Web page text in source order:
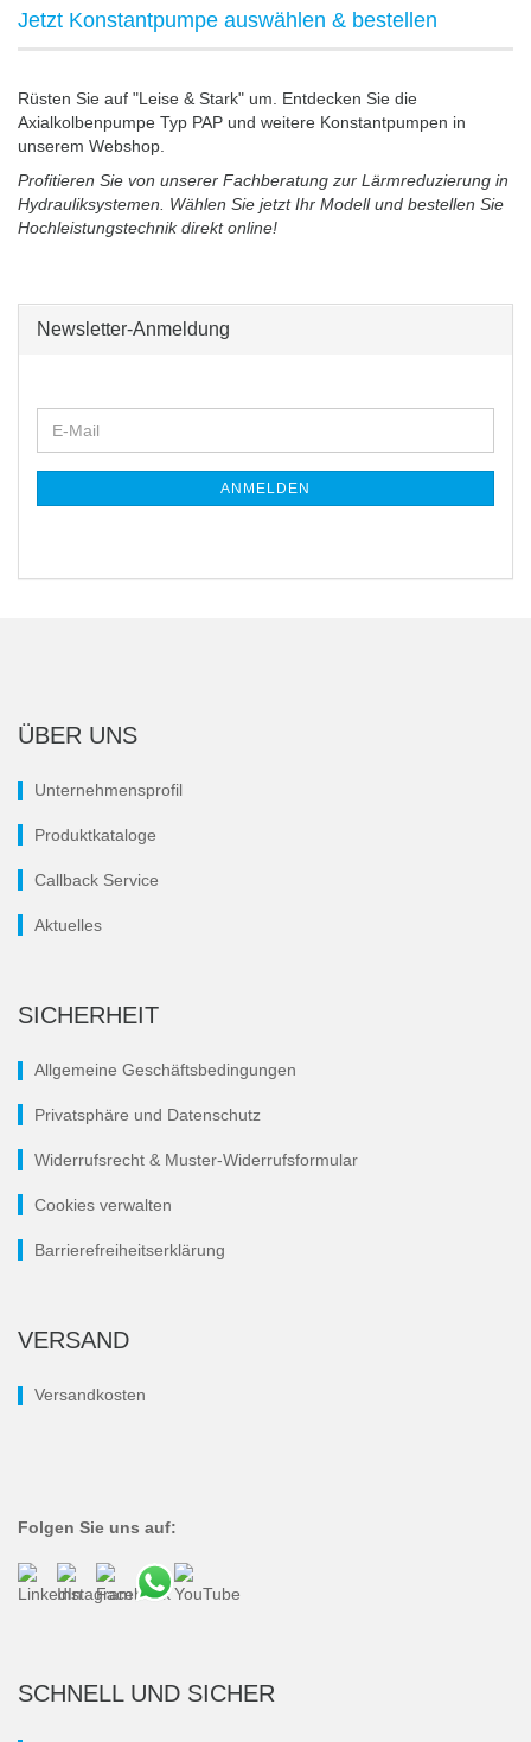
Jetzt Konstantpumpe auswählen & bestellen
Rüsten Sie auf "Leise & Stark" um. Entdecken Sie die
Axialkolbenpumpe Typ PAP und weitere Konstantpumpen in
unserem Webshop.
Profitieren Sie von unserer Fachberatung zur Lärmreduzierung in
Hydrauliksystemen. Wählen Sie jetzt Ihr Modell und bestellen Sie
Hochleistungstechnik direkt online!
Newsletter-Anmeldung
ZUR
E-
Mail
ANMELDEN
ÜBER UNS
Unternehmensprofil
Produktkataloge
Callback Service
Aktuelles
SICHERHEIT
Allgemeine Geschäftsbedingungen
Privatsphäre und Datenschutz
Widerrufsrecht & Muster-Widerrufsformular
Cookies verwalten
Barrierefreiheitserklärung
VERSAND
Versandkosten
Folgen Sie uns auf:
SCHNELL UND SICHER